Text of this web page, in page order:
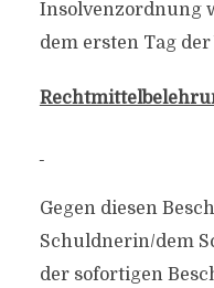
Insolvenzordnung
dem ersten Tag
Gegen diesen
Schuldnerin/dem
der sofortigen